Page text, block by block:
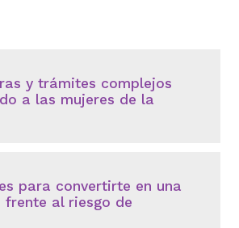
y trámites complejos
a las mujeres de la
para convertirte en una
frente al riesgo de